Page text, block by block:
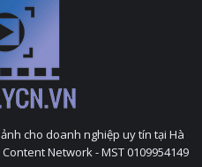
cho doanh nghiệp uy tín tại Hà
Network - MST 0109954149